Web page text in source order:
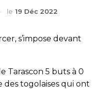
le 19 Déc 2022
s’impose devant
Tarascon 5 buts à 0
togolaises qui ont